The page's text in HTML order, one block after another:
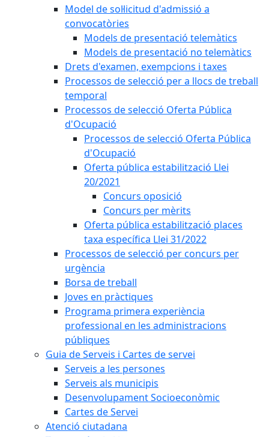
Model de sol·licitud d'admissió a
convocatòries
Models de presentació telemàtics
Models de presentació no telemàtics
Drets d'examen, exempcions i taxes
Processos de selecció per a llocs de treball
temporal
Processos de selecció Oferta Pública
d'Ocupació
Processos de selecció Oferta Pública
d'Ocupació
Oferta pública estabilització Llei
20/2021
Concurs oposició
Concurs per mèrits
Oferta pública estabilització places
taxa específica Llei 31/2022
Processos de selecció per concurs per
urgència
Borsa de treball
Joves en pràctiques
Programa primera experiència
professional en les administracions
públiques
Guia de Serveis i Cartes de servei
Serveis a les persones
Serveis als municipis
Desenvolupament Socioeconòmic
Cartes de Servei
Atenció ciutadana